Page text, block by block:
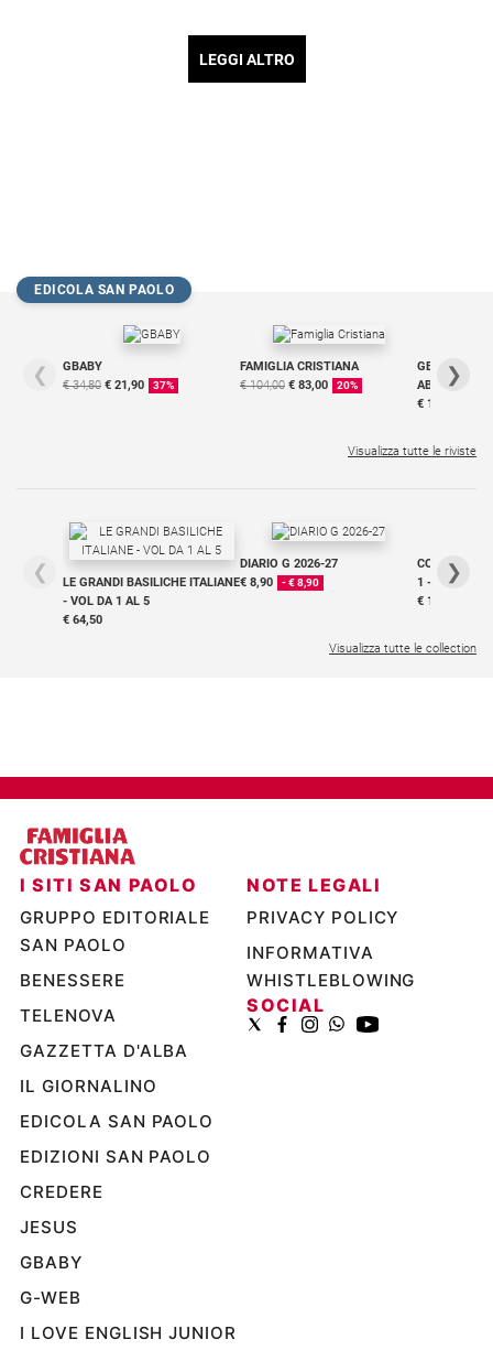
LEGGI ALTRO
EDICOLA SAN PAOLO
❮
GBABY
€ 34,80 € 21,90 37%
FAMIGLIA CRISTIANA
€ 104,00 € 83,00 20%
GBABY
€ 16,99
❯
Visualizza tutte le riviste
❮
LE GRANDI BASILICHE ITALIANE
- VOL DA 1 AL 5
€ 64,50
DIARIO G 2026-27
€ 8,90
- € 8,90
COLLANA
1 - 2
€ 18,50
❯
Visualizza tutte le collection
I SITI SAN PAOLO
GRUPPO EDITORIALE
SAN PAOLO
BENESSERE
TELENOVA
GAZZETTA D'ALBA
IL GIORNALINO
EDICOLA SAN PAOLO
EDIZIONI SAN PAOLO
CREDERE
JESUS
GBABY
G-WEB
I LOVE ENGLISH JUNIOR
NOTE LEGALI
PRIVACY POLICY
INFORMATIVA
WHISTLEBLOWING
SOCIAL